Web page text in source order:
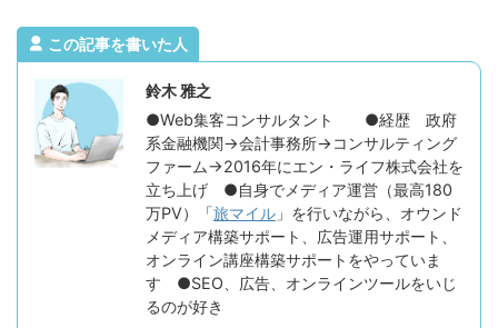
この記事を書いた人
鈴木 雅之
●Web集客コンサルタント ●経歴 政府
系金融機関→会計事務所→コンサルティング
ファーム→2016年にエン・ライフ株式会社を
立ち上げ ●自身でメディア運営（最高180
万PV）「旅マイル 」を行いながら、オウンド
メディア構築サポート、広告運用サポート、
オンライン講座構築サポートをやっていま
す ●SEO、広告、オンラインツールをいじ
るのが好き